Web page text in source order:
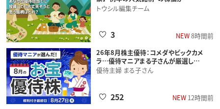
トウシル編集チーム
NEW8時間前
3
26年8月株主優待：コメダやビックカメ
ラ…優待マニアまる子さんが厳選し…
優待主婦 まる子さん
NEW12時間前
252